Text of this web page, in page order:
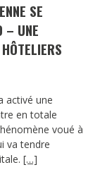
SE
– UNE
activé une
en totale
voué à
va tendre
[…]